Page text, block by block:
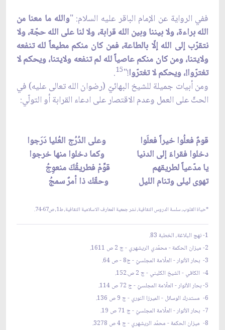
ففي الرواية عن الإمام الباقر عليه السلام: "والله ما معنا من
الله براءة، ولا بيننا وبين الله قرابة، ولا لنا على الله حجّة، ولا
نتقرّب إلى الله إلّا بالطاعة، فمن كان منكم مطيعاً لله تنفعه
ولايتنا، ومن كان منكم عاصياً لله لم تنفعه ولايتنا، ويحكم لا
تغترّوا!، ويحكم لا تغترّوا!"
15
.
ومن أبيات جميلة للشيخ البهائيّ (رضوان الله تعالى عليه) في
الحثّ على العمل وعدم الاقتصار على ادعاء القرابة أو التولّي:
قومٌ فعلُوا خيراً فعلَوا وعلى الدُرُج العُليا دَرَجوا
دخلوا فقراءَ إلى الدنيا وكما دخلوا منها خرجوا
يا مدّعياً لطريقهم قوِّمْ فطريقُكَ منعوِجُ
تهوى ليلى وتنام الليل وحقّك ذا أمرٌ سمجُ
*حياة القلوب، سلسة الدروس الثقافية، نشر جمعية المعارف الاسلامية الثقافية، ط1، ص67-74.
1- نهج البلاغة، الخطبة 83.
2- ميزان الحكمة - محمّدي الريشهري - ج 2 ص 1611.
3- بحار الأنوار - العلّامة المجلسيّ - ج8 - ص 64.
4- الكافي - الشيخ الكليني - ج 2 ص.152.
5- بحار الأنوار - العلّامة المجلسيّ - ج 72 ص 114.
6- مستدرك الوسائل - الميرزا النوري - ج 9 ص 136.
7- بحار الأنوار - العلّامة المجلسيّ - ج 71 ص 19.
8- ميزان الحكمة - محمّد الريشهري - ج 4 ص 3278.